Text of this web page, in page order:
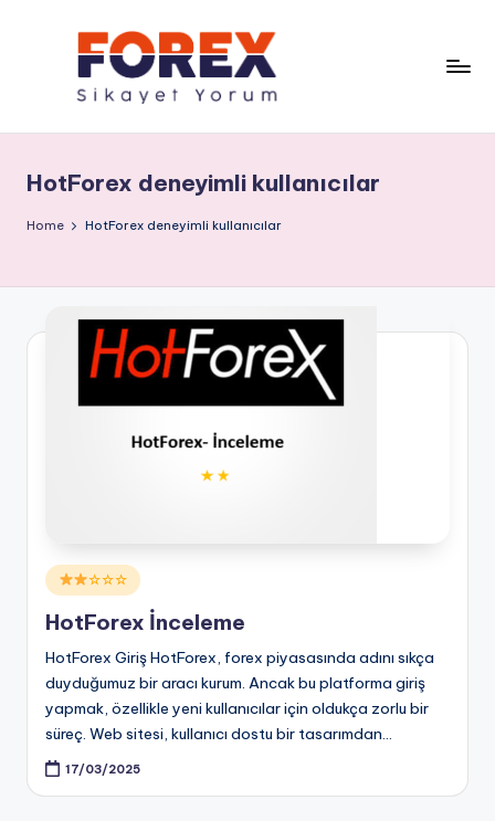
HotForex deneyimli kullanıcılar
Home HotForex deneyimli kullanıcılar
Posted
in
☆☆☆
HotForex İnceleme
HotForex Giriş HotForex, forex piyasasında adını sıkça
duyduğumuz bir aracı kurum. Ancak bu platforma giriş
yapmak, özellikle yeni kullanıcılar için oldukça zorlu bir
süreç. Web sitesi, kullanıcı dostu bir tasarımdan…
17/03/2025